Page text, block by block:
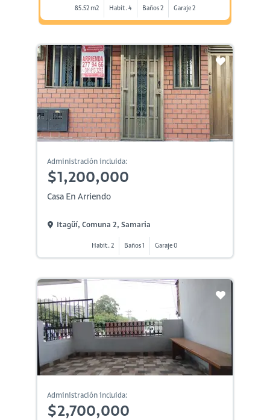
85.52 m2 Habit. 4 Baños 2 Garaje 2
Administración incluida:
$1,200,000
Casa En Arriendo
Itagüí, Comuna 2, Samaria
Habit. 2 Baños 1 Garaje 0
Administración incluida:
$2,700,000